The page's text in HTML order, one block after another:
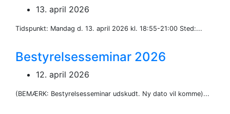
13. april 2026
Tidspunkt: Mandag d. 13. april 2026 kl. 18:55-21:00 Sted:...
Bestyrelsesseminar 2026
12. april 2026
(BEMÆRK: Bestyrelsesseminar udskudt. Ny dato vil komme)...